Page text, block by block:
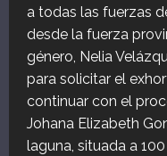
a todas las fuerzas
desde la fuerza
género, Nelia
para solicitar el
continuar con el
Johana Elizabeth
laguna, situada a